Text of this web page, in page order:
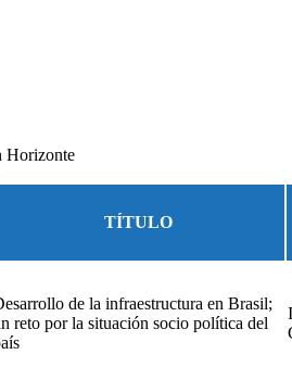
Horizonte
TÍTULO
de la infraestructura en Brasil;
reto por la situación socio política del